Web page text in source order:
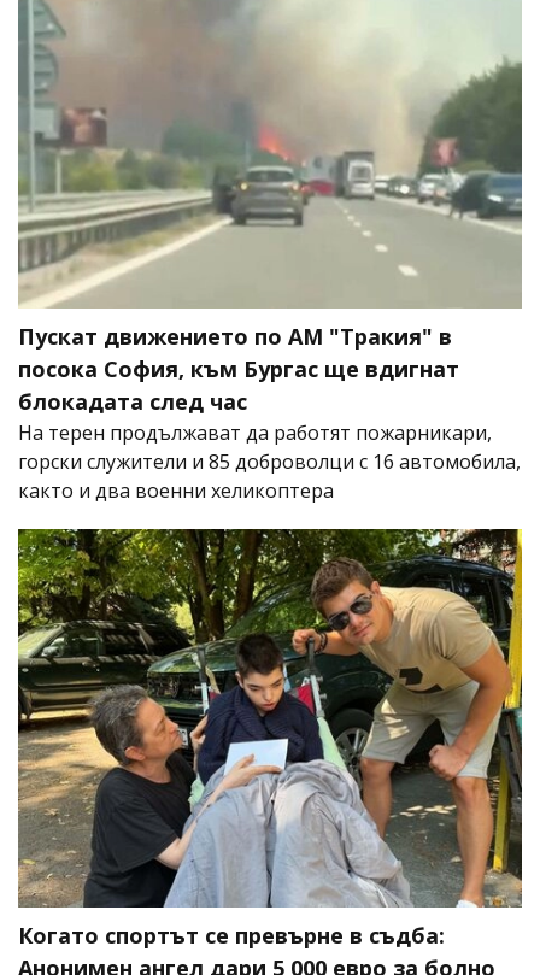
Пускат движението по АМ "Тракия" в
посока София, към Бургас ще вдигнат
блокадата след час
На терен продължават да работят пожарникари,
горски служители и 85 доброволци с 16 автомобила,
както и два военни хеликоптера
Когато спортът се превърне в съдба:
Анонимен ангел дари 5 000 евро за болно